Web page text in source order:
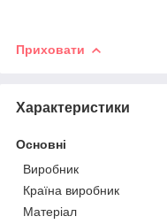
Приховати
Характеристики
Основні
Виробник
Країна виробник
Матеріал